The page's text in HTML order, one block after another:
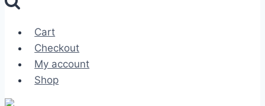
Cart
Checkout
My account
Shop